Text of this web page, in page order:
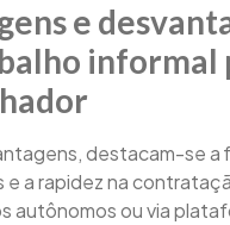
e
informal
destacam-se a
e a rapidez na
autônomos ou via